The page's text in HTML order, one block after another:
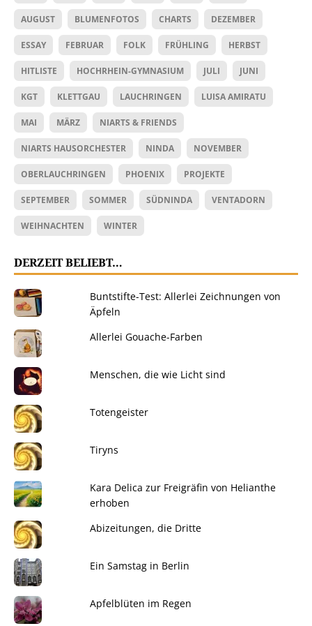
AUGUST BLUMENFOTOS CHARTS DEZEMBER
ESSAY FEBRUAR FOLK FRÜHLING HERBST
HITLISTE HOCHRHEIN-GYMNASIUM JULI JUNI
KGT KLETTGAU LAUCHRINGEN LUISA AMIRATU
MAI MÄRZ NIARTS & FRIENDS
NIARTS HAUSORCHESTER NINDA NOVEMBER
OBERLAUCHRINGEN PHOENIX PROJEKTE
SEPTEMBER SOMMER SÜDNINDA VENTADORN
WEIHNACHTEN WINTER
DERZEIT BELIEBT…
Buntstifte-Test: Allerlei Zeichnungen von
Äpfeln
Allerlei Gouache-Farben
Menschen, die wie Licht sind
Totengeister
Tiryns
Kara Delica zur Freigräfin von Helianthe
erhoben
Abizeitungen, die Dritte
Ein Samstag in Berlin
Apfelblüten im Regen